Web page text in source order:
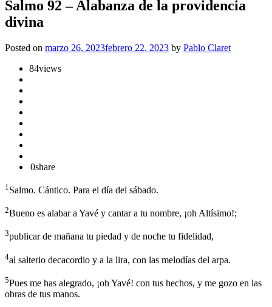
Salmo 92 – Alabanza de la providencia
divina
Posted on marzo 26, 2023febrero 22, 2023 by Pablo Claret
84views
0share
1 Salmo. Cántico. Para el día del sábado.
2Bueno es alabar a Yavé y cantar a tu nombre, ¡oh Altísimo!;
3publicar de mañana tu piedad y de noche tu fidelidad,
4al salterio decacordio y a la lira, con las melodías del arpa.
5Pues me has alegrado, ¡oh Yavé! con tus hechos, y me gozo en las
obras de tus manos.